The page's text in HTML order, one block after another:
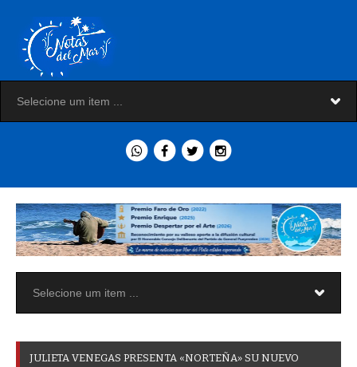
JULIETA VENEGAS PRESENTA «NORTEÑA» SU NUEVO